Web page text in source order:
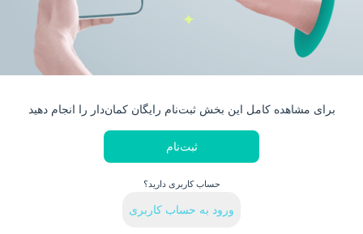
برای مشاهده کامل این بخش ثبت‌نام رایگان کمان‌دار را انجام دهید
ثبت‌نام
حساب کاربری دارید؟
ورود به حساب کاربری